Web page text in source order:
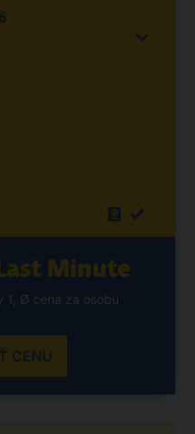
Minute
1, Ø cena za osobu
CENU